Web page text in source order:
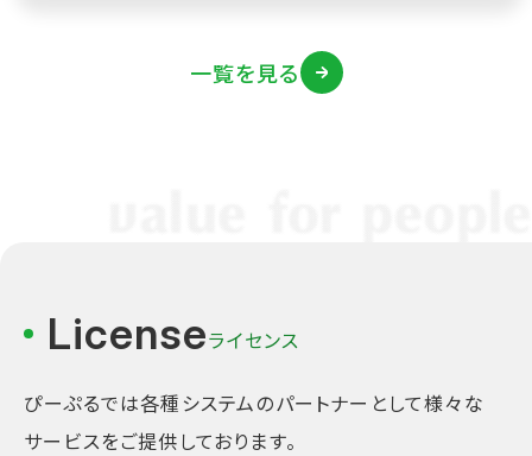
一覧を見る
Licenseライセンス
ぴーぷるでは各種システムのパートナーとして様々な
サービスをご提供しております。